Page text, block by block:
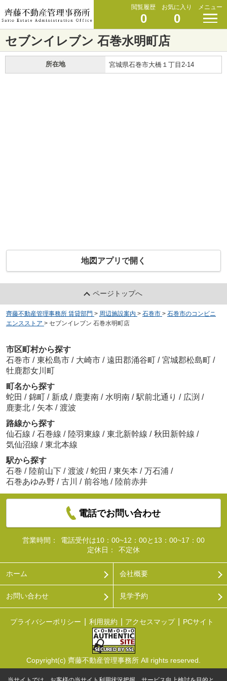
閲覧履歴
0
お気に入り
0
メニュー
セブンイレブン 石巻水明町店
所在地 宮城県石巻市大橋１丁目2-14
地図アプリで開く
ページトップへ
齊藤不動産管理事務所 賃貸部門 > 周辺施設案内 > 石巻市 > 石巻市のコンビニ
エンスストア > セブンイレブン 石巻水明町店
市区町村から探す
石巻市 / 東松島市 / 大崎市 / 遠田郡涌谷町 / 宮城郡松島町 /
牡鹿郡女川町
町名から探す
蛇田 / 錦町 / 新成 / 鹿妻南 / 水明南 / 駅前北通り / 広渕 /
鹿妻北 / 矢本 / 渡波
路線から探す
仙石線 / 石巻線 / 陸羽東線 / 東北新幹線 / 秋田新幹線 /
気仙沼線 / 東北本線
駅から探す
石巻 / 陸前山下 / 渡波 / 蛇田 / 東矢本 / 万石浦 /
石巻あゆみ野 / 古川 / 前谷地 / 陸前赤井
電話でお問い合わせ
営業時間：
電話受付は10：00~12：00と13：00~17：00
定休日：
不定休
ホーム 会社概要
お問い合わせ 見学予約
プライバシーポリシー 利用規約 アクセスマップ PCサイト
Copyright(c) 齊藤不動産管理事務所 All rights reserved.